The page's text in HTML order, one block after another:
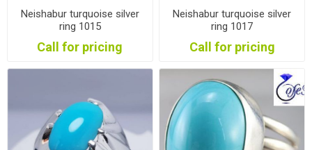
Neishabur turquoise silver
ring 1015
Call for pricing
Neishabur turquoise silver
ring 1017
Call for pricing